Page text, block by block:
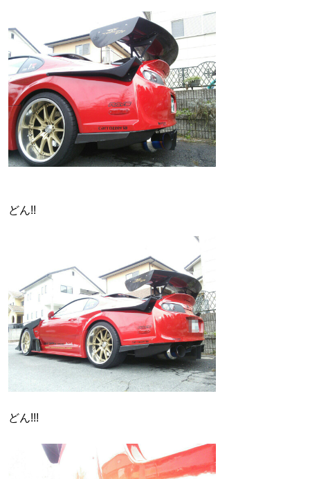
どん!!
どん!!!